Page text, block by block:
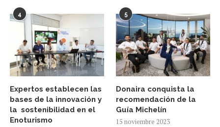
4
Expertos establecen las
bases de la innovación y
la sostenibilidad en el
Enoturismo
5
Donaira conquista la
recomendación de la
Guía Michelín
15 noviembre 2023